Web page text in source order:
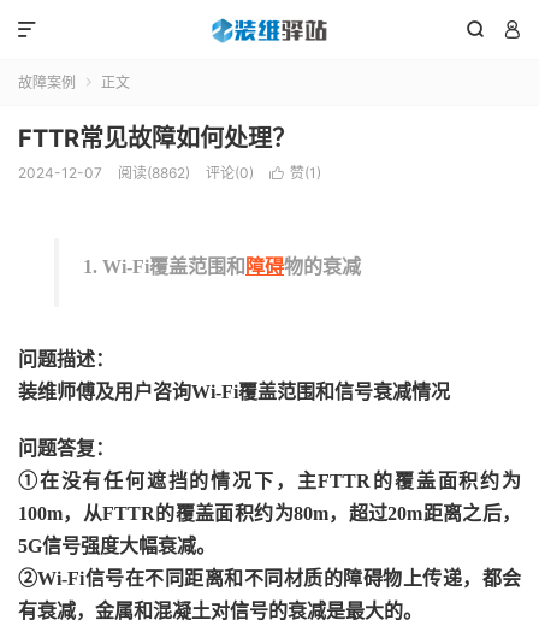
 

故障案例  正文
FTTR常见故障如何处理？
2024-12-07 阅读(8862) 评论(0)  赞(1 )
1. Wi-Fi覆盖范围和 障碍物的衰减
问题描述：
装维师傅及用户咨询Wi-Fi覆盖范围和信号衰减情况
问题答复：
①在没有任何遮挡的情况下，主FTTR的覆盖面积约为
100m，从FTTR的覆盖面积约为80m，超过20m距离之后，
5G信号强度大幅衰减。
②Wi-Fi信号在不同距离和不同材质的障碍物上传递，都会
有衰减，金属和混凝土对信号的衰减是最大的。